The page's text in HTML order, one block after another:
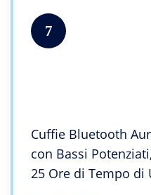
7
Cuffie Bluetooth
con Bassi
25 Ore di Tempo di